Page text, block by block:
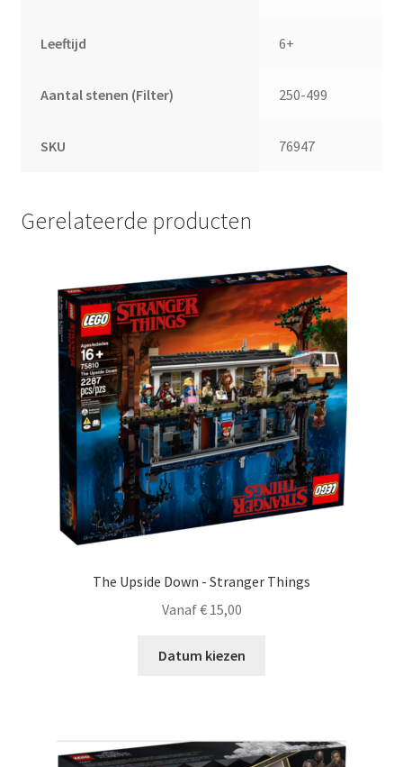
Leeftijd 6+
Aantal stenen (Filter) 250-499
SKU 76947
Gerelateerde producten
The Upside Down - Stranger Things
Vanaf€15,00
Datum kiezen